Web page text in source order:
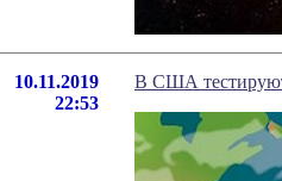
10.11.2019
22:53
В США тестируют